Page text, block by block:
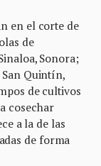
en el corte de
de
Sonora;
Quintín,
de cultivos
cosechar
a la de las
de forma